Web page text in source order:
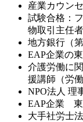
産業カウン
試験合格：
物取引主任者
地方銀行（
EAP企業の
介護労働に
援講師（労
NPO法人 理
EAP企業 東
大手社労士